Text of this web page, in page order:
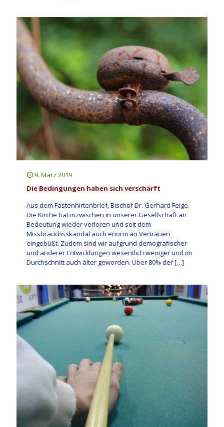
9. März 2019
Die Bedingungen haben sich verschärft
Aus dem Fastenhirtenbrief, Bischof Dr. Gerhard Feige.
Die Kirche hat inzwischen in unserer Gesellschaft an
Bedeutung wieder verloren und seit dem
Missbrauchsskandal auch enorm an Vertrauen
eingebüßt. Zudem sind wir aufgrund demografischer
und anderer Entwicklungen wesentlich weniger und im
Durchschnitt auch älter geworden. Über 80% der[…]